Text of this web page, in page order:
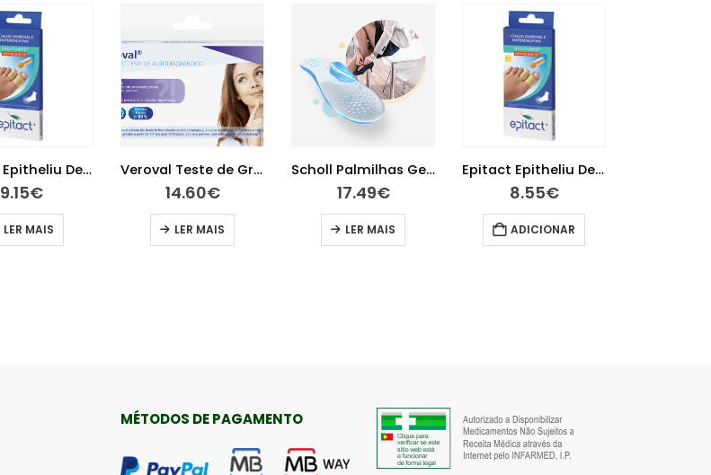
Epitact Epitheliu Dedeira Tl
9.15€
LER MAIS
Veroval Teste de Gravidez com Indicador de Semanas
14.60€
LER MAIS
Scholl Palmilhas GelActiv para sapatos altos diários
17.49€
LER MAIS
Epitact Epitheliu Dedeira Ts
8.55€
ADICIONAR
MÉTODOS DE PAGAMENTO